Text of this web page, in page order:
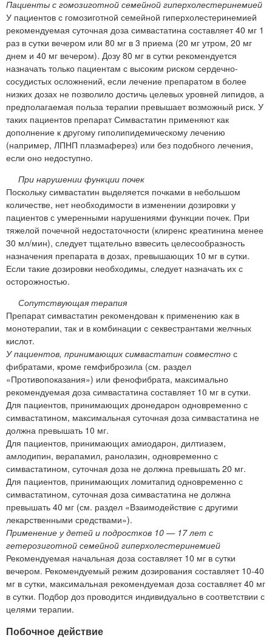
Пациенты с гомозиготной семейной гиперхолестеринемией
У пациентов с гомозиготной семейной гиперхолестеринемией
рекомендуемая суточная доза симвастатина составляет 40 мг 1
раз в сутки вечером или 80 мг в 3 приема (20 мг утром, 20 мг
днем и 40 мг вечером). Дозу 80 мг в сутки рекомендуется
назначать только пациентам с высоким риском сердечно-
сосудистых осложнений, если лечение препаратом в более
низких дозах не позволило достичь целевых уровней липидов, а
предполагаемая польза терапии превышает возможный риск. У
таких пациентов препарат Симвастатин применяют как
дополнение к другому гиполипидемическому лечению
(например, ЛПНП плазмаферез) или без подобного лечения,
если оно недоступно.
При нарушении функции почек
Поскольку симвастатин выделяется почками в небольшом
количестве, нет необходимости в изменении дозировки у
пациентов с умеренными нарушениями функции почек. При
тяжелой почечной недостаточности (клиренс креатинина менее
30 мл/мин), следует тщательно взвесить целесообразность
назначения препарата в дозах, превышающих 10 мг в сутки.
Если такие дозировки необходимы, следует назначать их с
осторожностью.
Сопутствующая терапия
Препарат симвастатин рекомендован к применению как в
монотерапии, так и в комбинации с секвестрантами желчных
кислот.
У пациентов, принимающих симвастатин совместно с
фибратами, кроме гемфиброзила (см. раздел
«Противопоказания») или фенофибрата, максимально
рекомендуемая доза симвастатина составляет 10 мг в сутки.
Для пациентов, принимающих дронедарон одновременно с
симвастатином, максимальная суточная доза симвастатина не
должна превышать 10 мг.
Для пациентов, принимающих амиодарон, дилтиазем,
амлодипин, верапамил, ранолазин, одновременно с
симвастатином, суточная доза не должна превышать 20 мг.
Для пациентов, принимающих ломитапид одновременно с
симвастатином, суточная доза симвастатина не должна
превышать 40 мг (см. раздел «Взаимодействие с другими
лекарственными средствами»).
Применение у детей и подростков 10 — 17 лет с
гетерозиготной семейной гиперхолестеринемией
Рекомендуемая начальная доза составляет 10 мг в сутки
вечером. Рекомендуемый режим дозирования составляет 10-40
мг в сутки, максимальная рекомендуемая доза составляет 40 мг
в сутки. Подбор доз проводится индивидуально в соответствии с
целями терапии.
Побочное действие